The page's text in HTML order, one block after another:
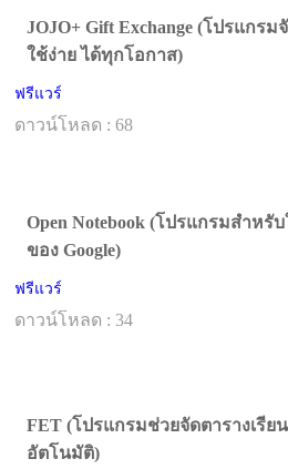
JOJO+ Gift Exchange (โปรแกร
ใช้ง่าย ได้ทุกโอกาส)
ฟรีแวร์
ดาวน์โหลด : 68
Open Notebook (โปรแกรมสำหรั
ของ Google)
ฟรีแวร์
ดาวน์โหลด : 34
FET (โปรแกรมช่วยจัดตารางเรี
อัตโนมัติ)